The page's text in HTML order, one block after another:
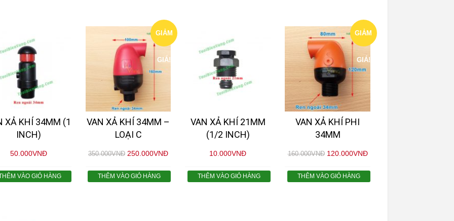
XẢ KHÍ 34MM (1
INCH)
50.000VNĐ
VÀO GIỎ HÀNG
GIẢM
GIÁ!
VAN XẢ KHÍ 34MM –
LOẠI C
350.000VNĐ 250.000VNĐ
THÊM VÀO GIỎ HÀNG
VAN XẢ KHÍ 21MM
(1/2 INCH)
10.000VNĐ
THÊM VÀO GIỎ HÀNG
GIẢM
GIÁ!
VAN XẢ KHÍ PHI
34MM
160.000VNĐ 120.000VNĐ
THÊM VÀO GIỎ HÀNG